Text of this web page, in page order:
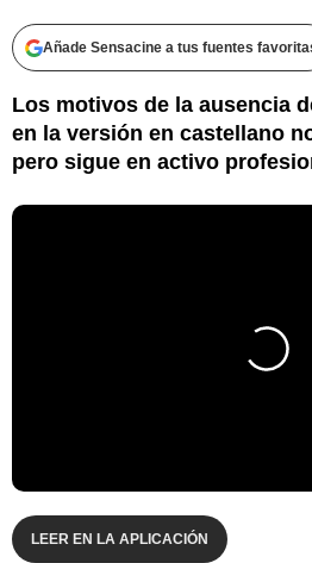
Añade Sensacine a tus fuentes
Los motivos de la ausencia
en la versión en castellano
pero sigue en activo
LEER EN LA APLICACIÓN